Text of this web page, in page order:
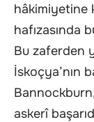
hâkimiyetine
hafızasında
Bu zaferden
İskoçya’nın
askerî